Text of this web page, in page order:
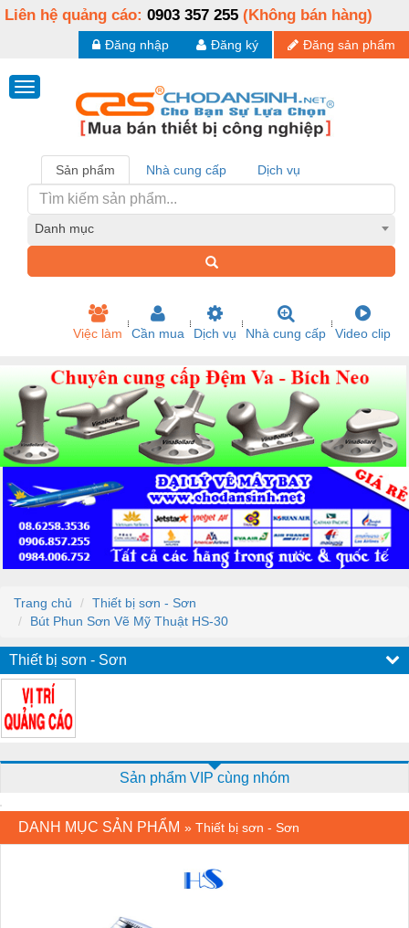
Liên hệ quảng cáo: 0903 357 255 (Không bán hàng)
Đăng sản phẩm
Đăng ký
Đăng nhập
Sản phẩm Nhà cung cấp Dịch vụ
Danh mục
Việc làm Cần mua Dịch vụ Nhà cung cấp Video clip
Trang chủ
Thiết bị sơn - Sơn
Bút Phun Sơn Vẽ Mỹ Thuật HS-30
Thiết bị sơn - Sơn
Sản phẩm VIP cùng nhóm
DANH MỤC SẢN PHẨM » Thiết bị sơn - Sơn